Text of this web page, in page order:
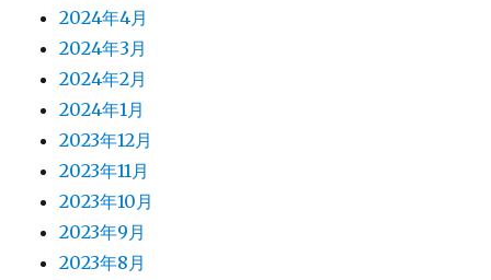
2024年4月
2024年3月
2024年2月
2024年1月
2023年12月
2023年11月
2023年10月
2023年9月
2023年8月